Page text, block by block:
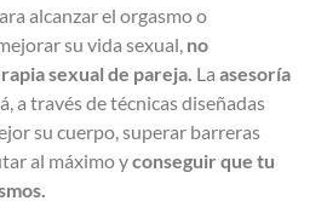
alcanzar el orgasmo o
su vida sexual, no
sexual de pareja. La asesoría
a través de técnicas diseñadas
su cuerpo, superar barreras
al máximo yconseguir que tu